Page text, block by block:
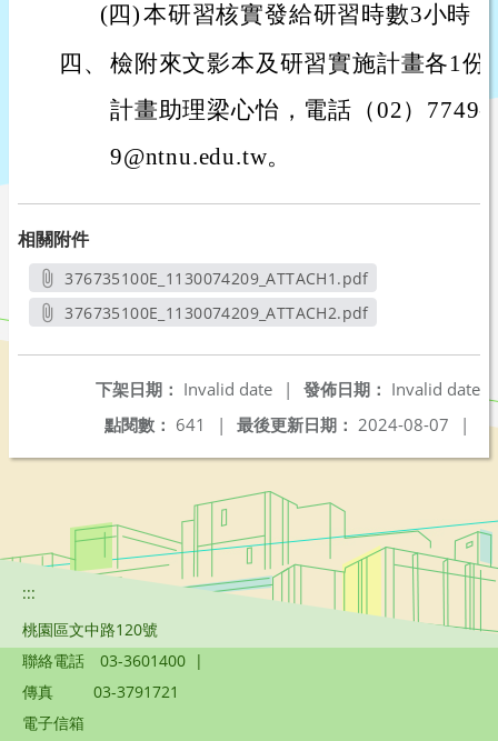
(四)本研習核實發給研習時數3小時
四、 檢附來文影本及研習實施計畫各1份
計畫助理梁心怡，電話（02）7749-
9@ntnu.edu.tw。
相關附件
376735100E_1130074209_ATTACH1.pdf
另開新視窗
376735100E_1130074209_ATTACH2.pdf
發佈日期： Invalid date
下架日期： Invalid date
|
最後更新日期： 2024-08-07 |
點閱數： 641 |
:::
桃園區文中路120號
聯絡電話
03-3601400 |
傳真
03-3791721
電子信箱